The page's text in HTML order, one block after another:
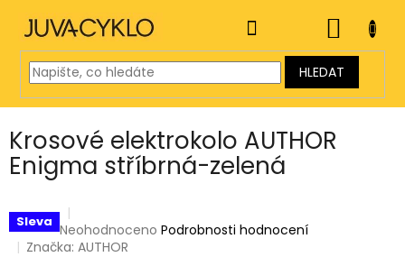
obsah
HLEDAT
KOŠÍK
Krosové elektrokolo AUTHOR
Enigma stříbrná-zelená
Sleva Průměrné
hodnocení
Neohodnoceno Podrobnosti hodnocení
Značka:AUTHOR